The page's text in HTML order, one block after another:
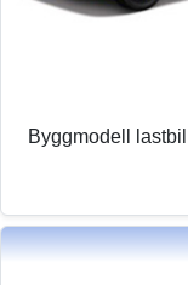
Byggmodell